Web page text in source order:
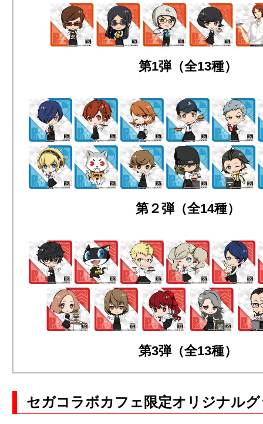
第1弾（全13種）
第２弾（全14種）
第3弾（全13種）
セガコラボカフェ限定オリジナル